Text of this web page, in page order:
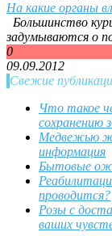
На какие органы
Большинство
задумываются о
0
09.09.2012
Свежие
Что такое
сохранению
Медвежью
информация
Бытовые
проводится?
Розы с
ваших